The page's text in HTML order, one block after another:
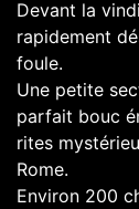
Devant la
rapidement
foule.
Une petite
parfait bouc
rites
Rome.
Environ 200